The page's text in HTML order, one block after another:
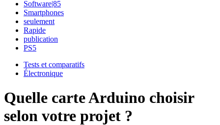
Software|85
Smartphones
seulement
Rapide
publication
PS5
Tests et comparatifs
Électronique
Quelle carte Arduino choisir
selon votre projet ?